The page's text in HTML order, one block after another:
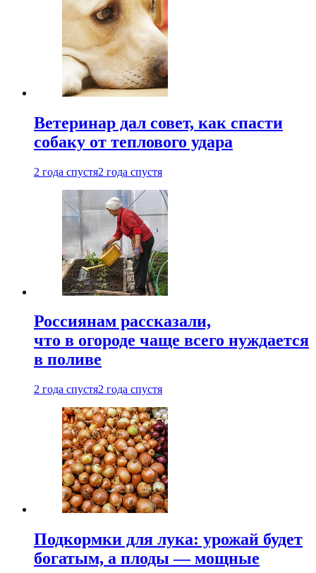
Ветеринар дал совет, как спасти
собаку от теплового удара
2 года спустя2 года спустя
Россиянам рассказали,
что в огороде чаще всего нуждается
в поливе
2 года спустя2 года спустя
Подкормки для лука: урожай будет
богатым, а плоды — мощные